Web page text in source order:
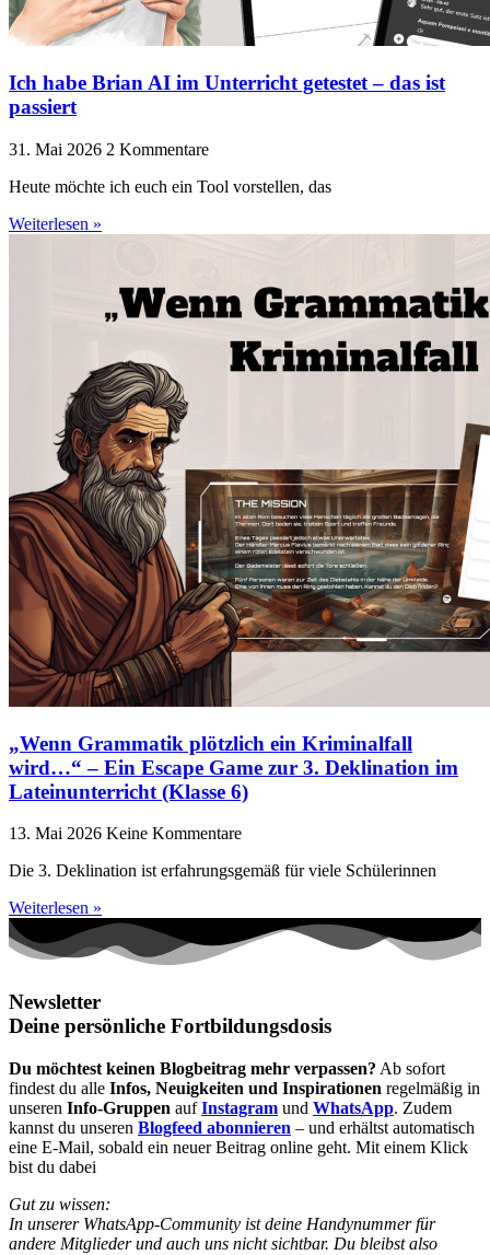
Ich habe Brian AI im Unterricht getestet – das ist
passiert
31. Mai 2026 2 Kommentare
Heute möchte ich euch ein Tool vorstellen, das
Weiterlesen »
„Wenn Grammatik plötzlich ein Kriminalfall
wird…“ – Ein Escape Game zur 3. Deklination im
Lateinunterricht (Klasse 6)
13. Mai 2026 Keine Kommentare
Die 3. Deklination ist erfahrungsgemäß für viele Schülerinnen
Weiterlesen »
Newsletter
Deine persönliche Fortbildungsdosis
Du möchtest keinen Blogbeitrag mehr verpassen? Ab sofort
findest du alle Infos, Neuigkeiten und Inspirationen regelmäßig in
unseren Info-Gruppen aufInstagram und WhatsApp. Zudem
kannst du unseren Blogfeed abonnieren – und erhältst automatisch
eine E-Mail, sobald ein neuer Beitrag online geht. Mit einem Klick
bist du dabei
Gut zu wissen:
In unserer WhatsApp-Community ist deine Handynummer für
andere Mitglieder und auch uns nicht sichtbar. Du bleibst also